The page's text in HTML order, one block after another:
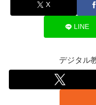
X
LINE
デジタル